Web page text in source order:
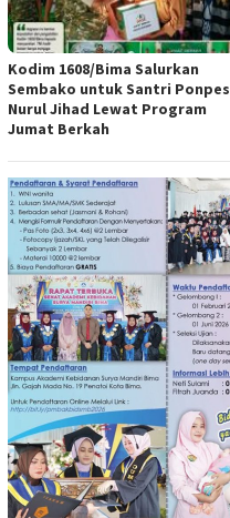
Kodim 1608/Bima Salurkan
Sembako untuk Santri Ponpes
Nurul Jihad Lewat Program
Jumat Berkah